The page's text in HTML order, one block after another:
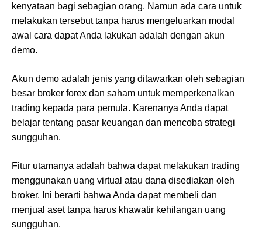
kenyataan bagi sebagian orang. Namun ada cara untuk
melakukan tersebut tanpa harus mengeluarkan modal
awal cara dapat Anda lakukan adalah dengan akun
demo.
Akun demo adalah jenis yang ditawarkan oleh sebagian
besar broker forex dan saham untuk memperkenalkan
trading kepada para pemula. Karenanya Anda dapat
belajar tentang pasar keuangan dan mencoba strategi
sungguhan.
Fitur utamanya adalah bahwa dapat melakukan trading
menggunakan uang virtual atau dana disediakan oleh
broker. Ini berarti bahwa Anda dapat membeli dan
menjual aset tanpa harus khawatir kehilangan uang
sungguhan.